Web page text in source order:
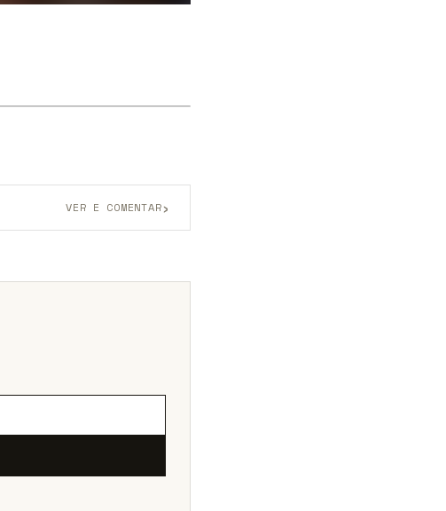
VER E COMENTAR›